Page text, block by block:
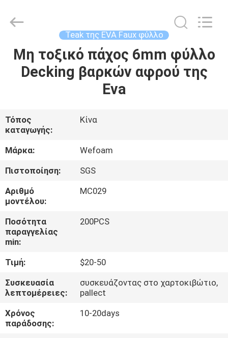
ΣΠΊΤΙ
ΒΊΝΤΕΟ
ΠΕΡΊΠΟΥ
ΕΜΕΊΣ
ΓΎΡΟΣ
ΕΡΓΟΣΤΑΣΊΩΝ
ΈΛΕΓΧΟΣ
ΜΑΣ
ΕΛΆΤΕ
Rights
Teak της EVA Faux φύλλο
Μη τοξικό πάχος 6mm φύλλο
Decking βαρκών αφρού της
Eva
Τόπος
καταγωγής:
Κίνα
Μάρκα:
Wefoam
Πιστοποίηση:
SGS
Αριθμό
μοντέλου:
MC029
Ποσότητα
παραγγελίας
min:
200PCS
Τιμή:
$20-50
Συσκευασία
λεπτομέρειες:
συσκευάζοντας στο χαρτοκιβώτιο,
pallect
Χρόνος
παράδοσης:
10-20days